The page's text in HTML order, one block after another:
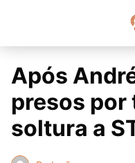
Após
presos
soltura a